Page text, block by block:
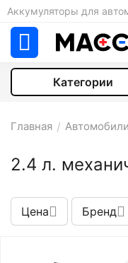
Аккумуляторы для
Категории
2.4 л.
Главная / Автомобили
Цена Бренд